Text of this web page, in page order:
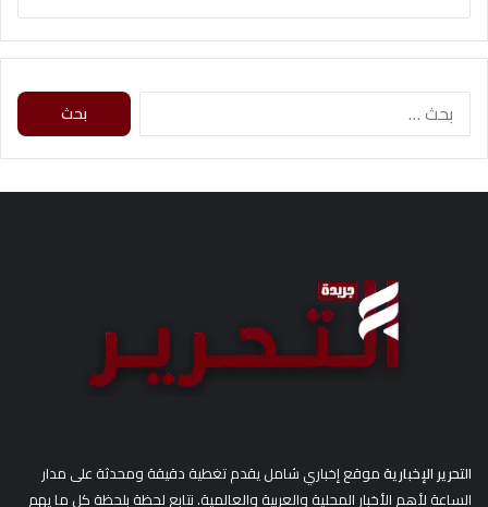
البحث
عن:
التحرير الإخباريةموقع إخباري شامل يقدم تغطية دقيقة ومحدثة على مدار
الساعة لأهم الأخبار المحلية والعربية والعالمية. نتابع لحظة بلحظة كل ما يهم